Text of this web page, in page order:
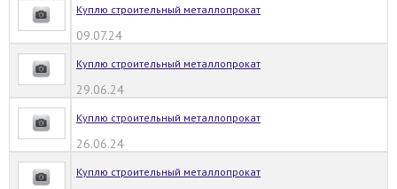
Куплю строительный металлопрокат
09.07.24
Куплю строительный металлопрокат
29.06.24
Куплю строительный металлопрокат
26.06.24
Куплю строительный металлопрокат